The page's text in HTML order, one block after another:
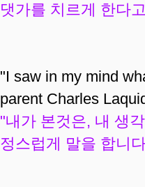
댓가를 치르게 한다
"I saw in my mind
parent Charles
"내가 본것은, 내 생
정스럽게 말을 합니